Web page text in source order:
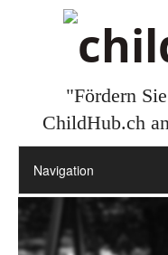
"Fördern
ChildHub.ch